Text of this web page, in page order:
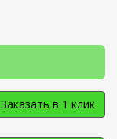
Заказать в 1 клик